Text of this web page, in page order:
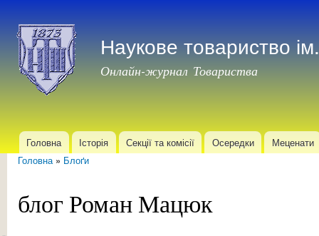
Наукове товариство
Онлайн-журнал Товариства
Головне меню
Головна Історія Секції та комісії Осередки Меценати
Головна» Блоґи
блог Роман Мацюк